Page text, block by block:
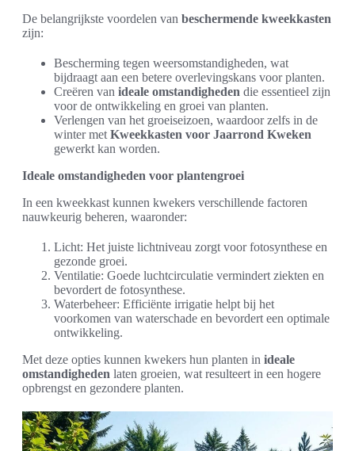
De belangrijkste voordelen van beschermende kweekkasten
zijn:
Bescherming tegen weersomstandigheden, wat
bijdraagt aan een betere overlevingskans voor planten.
Creëren van ideale omstandigheden die essentieel zijn
voor de ontwikkeling en groei van planten.
Verlengen van het groeiseizoen, waardoor zelfs in de
winter met Kweekkasten voor Jaarrond Kweken
gewerkt kan worden.
Ideale omstandigheden voor plantengroei
In een kweekkast kunnen kwekers verschillende factoren
nauwkeurig beheren, waaronder:
Licht: Het juiste lichtniveau zorgt voor fotosynthese en
gezonde groei.
Ventilatie: Goede luchtcirculatie vermindert ziekten en
bevordert de fotosynthese.
Waterbeheer: Efficiënte irrigatie helpt bij het
voorkomen van waterschade en bevordert een optimale
ontwikkeling.
Met deze opties kunnen kwekers hun planten in ideale
omstandigheden laten groeien, wat resulteert in een hogere
opbrengst en gezondere planten.